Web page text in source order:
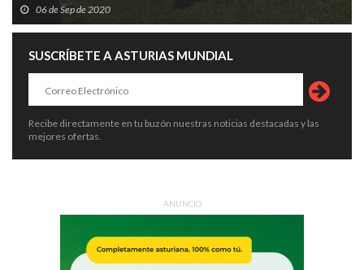
06 de Sep de 2020
SUSCRÍBETE A ASTURIAS MUNDIAL
Recibe directamente en tu buzón nuestras noticias destacadas y las
mejores ofertas.
ANUNCIO